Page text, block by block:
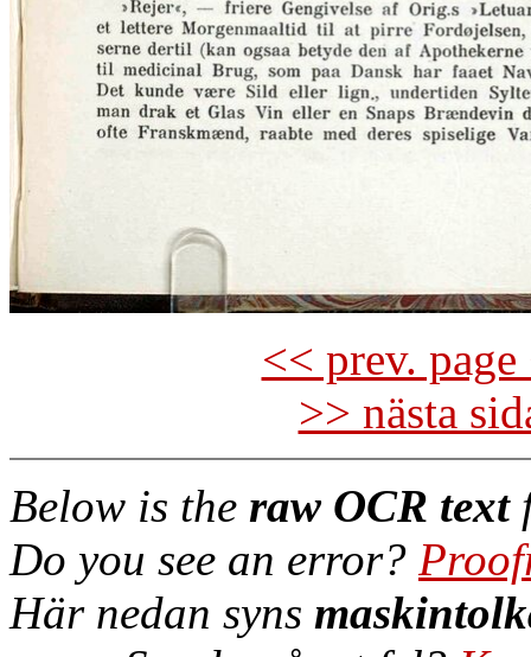
<< prev.
>> nästa
Below is the raw OCR text
Do you see an error?
Här nedan syns